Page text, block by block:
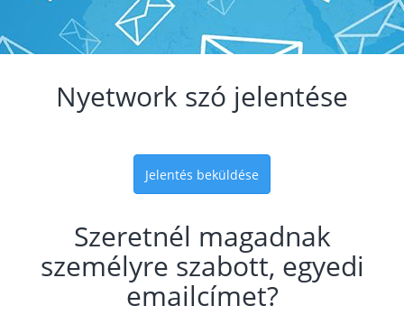
Nyetwork szó jelentése
Jelentés beküldése
Szeretnél magadnak
személyre szabott, egyedi
emailcímet?